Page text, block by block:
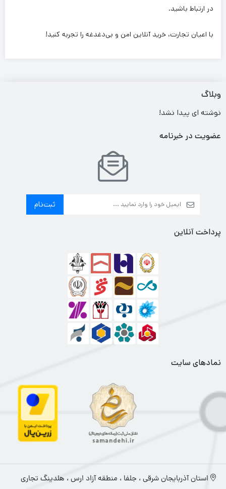
در ارتباط باشید.
با اعیان تجارت، خرید آنلاین امن و بی‌دغدغه را تجربه کنید!
وبلاگ
نوشته ای پیدا نشد!
عضویت در خبرنامه
ثبت‌نام
پرداخت آنلاین
نمادهای سایت
استان آذربایجان شرقی ، جلفا ، منطقه آزاد ارس ، هلدینگ تجاری